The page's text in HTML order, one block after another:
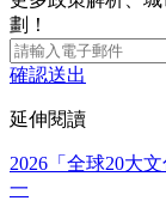
劃！
確認送出
延伸閱讀
2026「全球20大
一